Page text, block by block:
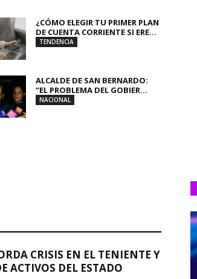
¿CÓMO ELEGIR TU PRIMER PLAN
DE CUENTA CORRIENTE SI ERE...
TENDENCIA
ALCALDE DE SAN BERNARDO:
“EL PROBLEMA DEL GOBIER...
NACIONAL
CRISIS EN EL TENIENTE Y
ACTIVOS DEL ESTADO